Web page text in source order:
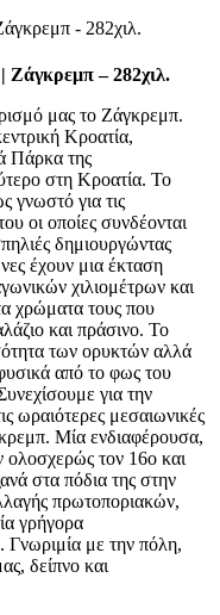
- 282χιλ.
Ζάγκρεμπ – 282χιλ.
μας το Ζάγκρεμπ.
Κροατία,
Πάρκα της
στη Κροατία. Το
γνωστό για τις
οι οποίες συνδέονται
δημιουργώντας
έχουν μια έκταση
χιλιομέτρων και
χρώματα τους που
και πράσινο. Το
των ορυκτών αλλά
από το φως του
για την
ωραιότερες μεσαιωνικές
Μία ενδιαφέρουσα,
τον 16ο και
στα πόδια της στην
πρωτοποριακών,
γρήγορα
με την πόλη,
δείπνο και